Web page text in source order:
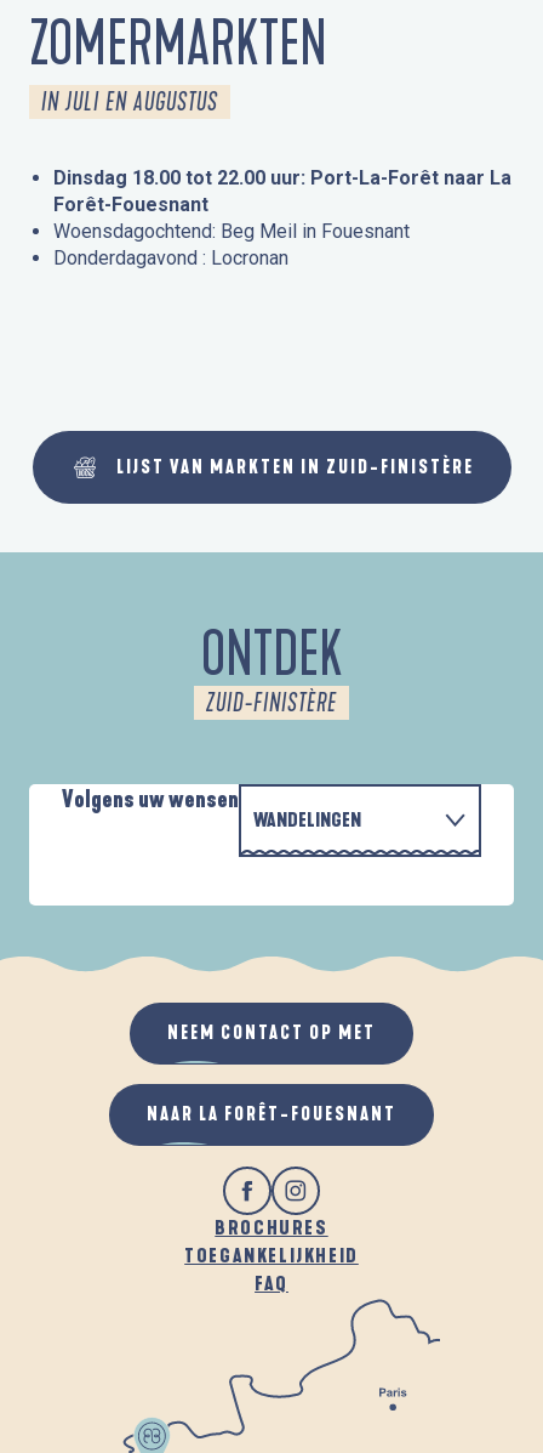
ZOMERMARKTEN
IN JULI EN AUGUSTUS
Dinsdag 18.00 tot 22.00 uur: Port-La-Forêt naar La
Forêt-Fouesnant
Woensdagochtend: Beg Meil in Fouesnant
Donderdagavond : Locronan
LIJST VAN MARKTEN IN ZUID-FINISTÈRE
ONTDEK
ZUID-FINISTÈRE
Volgens uw wensen
WANDELINGEN
ALS HET REGENT
IN DE FRISSE LUCHT
BROCHURES
TOEGANKELIJKHEID
FAQ
NEEM CONTACT OP MET
NAAR LA FORÊT-FOUESNANT